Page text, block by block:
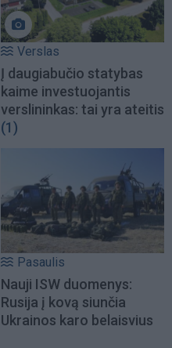
Verslas
Į daugiabučio statybas
kaime investuojantis
verslininkas: tai yra ateitis
(1)
Pasaulis
Nauji ISW duomenys:
Rusija į kovą siunčia
Ukrainos karo belaisvius